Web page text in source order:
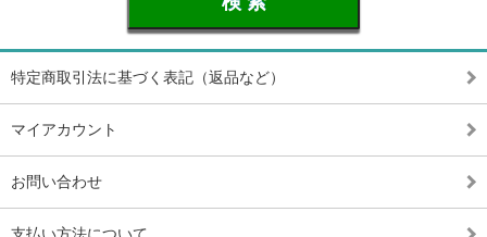
特定商取引法に基づく表記（返品など）
マイアカウント
お問い合わせ
支払い方法について